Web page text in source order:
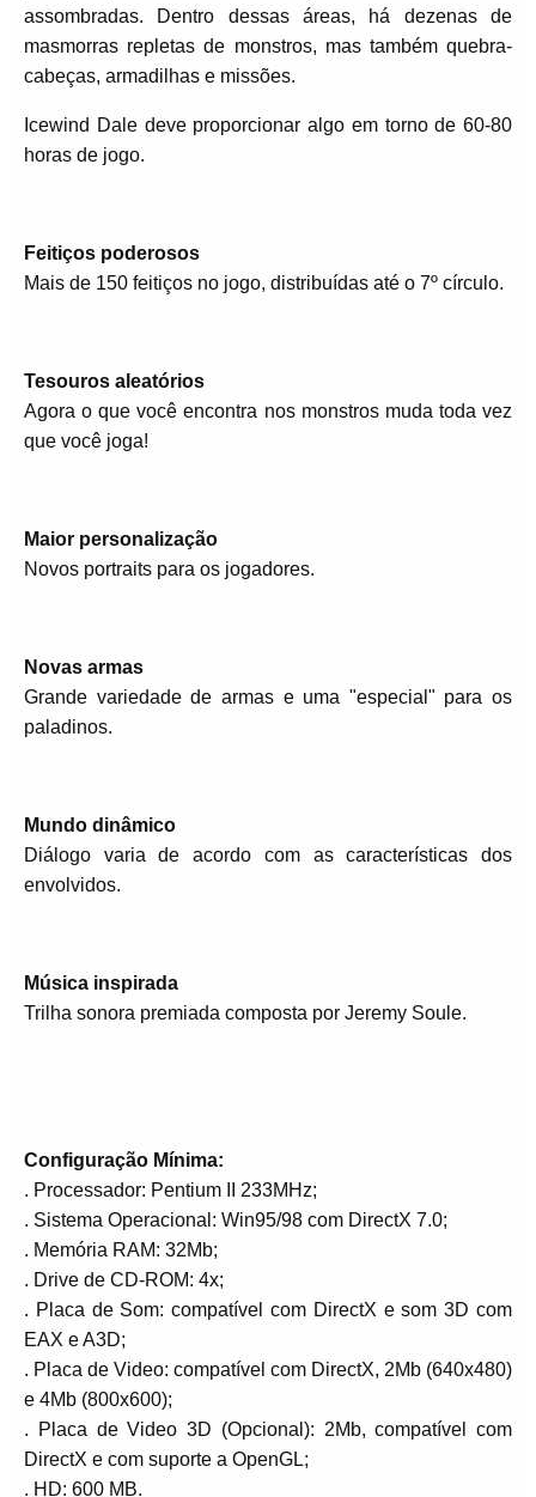
assombradas. Dentro dessas áreas, há dezenas de
masmorras repletas de monstros, mas também quebra-
cabeças, armadilhas e missões.
Icewind Dale deve proporcionar algo em torno de 60-80
horas de jogo.
Feitiços poderosos
Mais de 150 feitiços no jogo, distribuídas até o 7º círculo.
Tesouros aleatórios
Agora o que você encontra nos monstros muda toda vez
que você joga!
Maior personalização
Novos portraits para os jogadores.
Novas armas
Grande variedade de armas e uma "especial" para os
paladinos.
Mundo dinâmico
Diálogo varia de acordo com as características dos
envolvidos.
Música inspirada
Trilha sonora premiada composta por Jeremy Soule.
Configuração Mínima:
. Processador: Pentium II 233MHz;
. Sistema Operacional: Win95/98 com DirectX 7.0;
. Memória RAM: 32Mb;
. Drive de CD-ROM: 4x;
. Placa de Som: compatível com DirectX e som 3D com
EAX e A3D;
. Placa de Video: compatível com DirectX, 2Mb (640x480)
e 4Mb (800x600);
. Placa de Video 3D (Opcional): 2Mb, compatível com
DirectX e com suporte a OpenGL;
. HD: 600 MB.